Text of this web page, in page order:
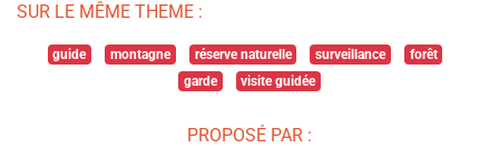
SUR LE MÊME THEME :
guide montagne réserve naturelle surveillance
forêt
garde
visite guidée
PROPOSÉ PAR :